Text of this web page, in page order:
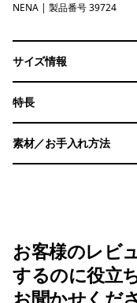
New Navy
NENA | 製品番号 39724
サイズ情報
特長
素材／お手入れ方法
お客様のレビ
するのに役立